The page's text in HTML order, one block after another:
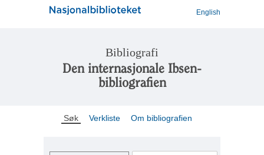
English
Bibliografi
Den internasjonale Ibsen-
bibliografien
Søk Verkliste Om bibliografien